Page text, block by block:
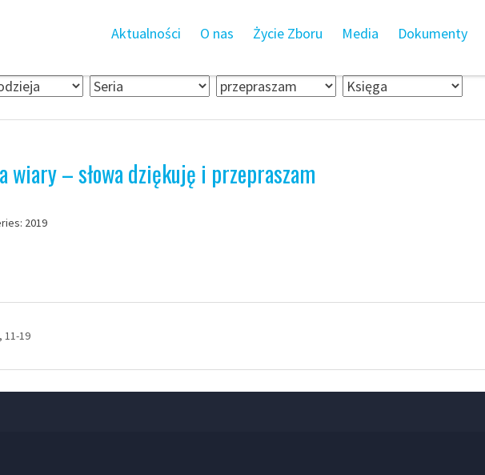
Aktualności O nas Życie Zboru Media Dokumenty
– słowa dziękuję i przepraszam
2019
11-19